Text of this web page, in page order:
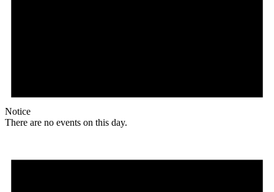
Notice
There are no events on this day.